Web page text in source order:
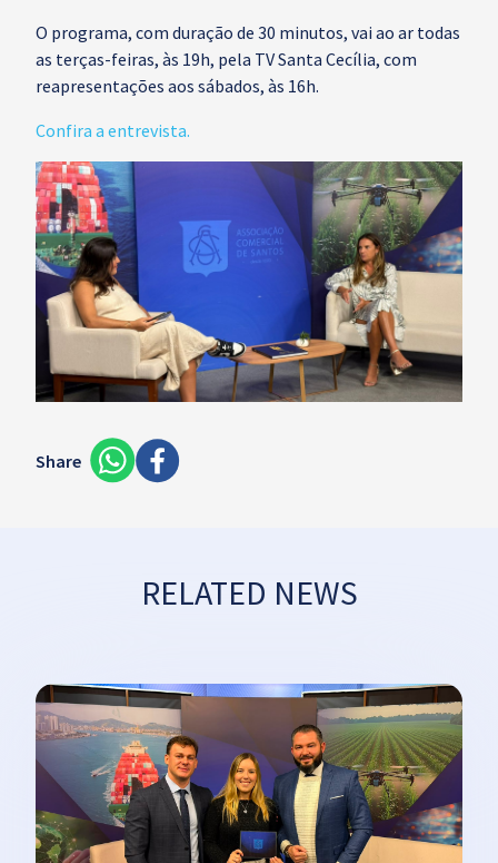
O programa, com duração de 30 minutos, vai ao ar todas
as terças-feiras, às 19h, pela TV Santa Cecília, com
reapresentações aos sábados, às 16h.
Confira a entrevista.
Share
RELATED NEWS